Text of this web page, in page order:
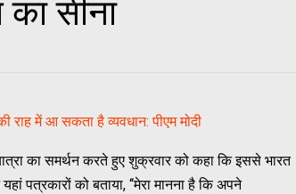
सीना
में आ सकता है व्यवधान: पीएम मोदी
का समर्थन करते हुए शुक्रवार को कहा कि इससे भारत
पत्रकारों को बताया, ‘‘मेरा मानना है कि अपने